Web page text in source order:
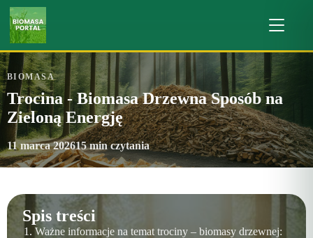
BIOMASA
Trocina - Biomasa Drzewna Sposób na
Zieloną Energję
11 marca 202615 min czytania
Spis treści
Ważne informacje na temat trociny – biomasy drzewnej: